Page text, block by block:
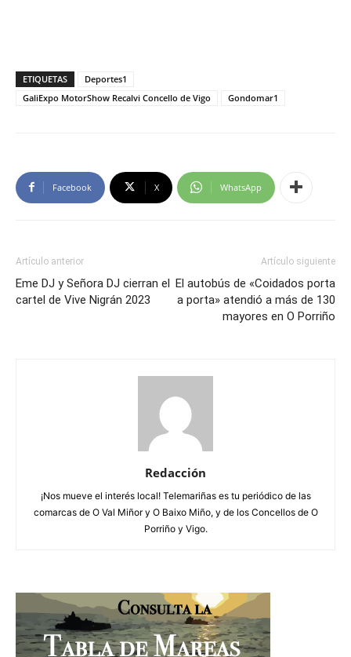
ETIQUETAS
Deportes1
GaliExpo MotorShow Recalvi Concello de Vigo
Gondomar1
Facebook X WhatsApp
Artículo anterior
Eme DJ y Señora DJ cierran el
cartel de Vive Nigrán 2023
Artículo siguiente
El autobús de «Coidados porta
a porta» atendió a más de 130
mayores en O Porriño
Redacción
¡Nos mueve el interés local! Telemariñas es tu periódico de las
comarcas de O Val Miñor y O Baixo Miño, y de los Concellos de O
Porriño y Vigo.